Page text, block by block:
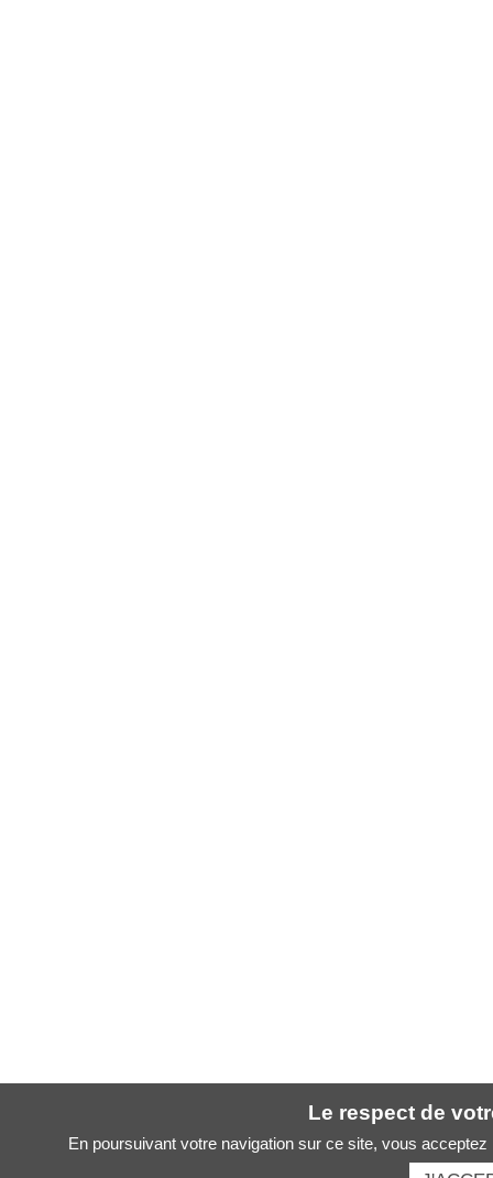
Le respect de
En poursuivant votre navigation sur ce site, vous